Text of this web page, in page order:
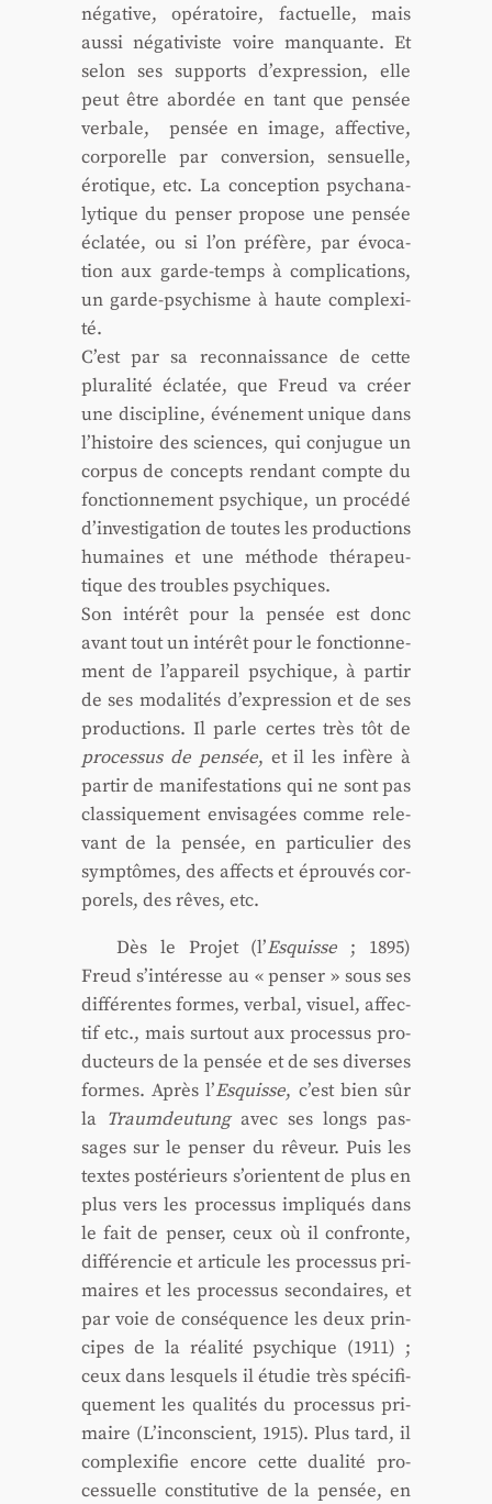
néga­tive, opé­ra­toire, fac­tuelle, mais
aus­si néga­ti­viste voire man­quante. Et
selon ses sup­ports d’expression, elle
peut être abor­dée en tant que pen­sée
ver­bale, pen­sée en image, affec­tive,
cor­po­relle par conver­sion, sen­suelle,
éro­tique, etc. La concep­tion psy­cha­na­
ly­tique du pen­ser pro­pose une pen­sée
écla­tée, ou si l’on pré­fère, par évo­ca­
tion aux garde-temps à com­pli­ca­tions,
un garde-psy­chisme à haute com­plexi­
té.
C’est par sa recon­nais­sance de cette
plu­ra­li­té écla­tée, que Freud va créer
une dis­ci­pline, évé­ne­ment unique dans
l’histoire des sciences, qui conjugue un
cor­pus de concepts ren­dant compte du
fonc­tion­ne­ment psy­chique, un pro­cé­dé
d’investigation de toutes les pro­duc­tions
humaines et une méthode thé­ra­peu­
tique des troubles psy­chiques.
Son inté­rêt pour la pen­sée est donc
avant tout un inté­rêt pour le fonc­tion­ne­
ment de l’appareil psy­chique, à par­tir
de ses moda­li­tés d’expression et de ses
pro­duc­tions. Il parle certes très tôt de
pro­ces­sus de pen­sée, et il les infère à
par­tir de mani­fes­ta­tions qui ne sont pas
clas­si­que­ment envi­sa­gées comme rele­
vant de la pen­sée, en par­ti­cu­lier des
symp­tômes, des affects et éprou­vés cor­
po­rels, des rêves, etc.
Dès le Pro­jet (l’Esquisse ; 1895)
Freud s’intéresse au « pen­ser » sous ses
dif­fé­rentes formes, ver­bal, visuel, affec­
tif etc., mais sur­tout aux pro­ces­sus pro­
duc­teurs de la pen­sée et de ses diverses
formes. Après l’Esquisse, c’est bien sûr
la Traum­deu­tungavec ses longs pas­
sages sur le pen­ser du rêveur. Puis les
textes pos­té­rieurs s’orientent de plus en
plus vers les pro­ces­sus impli­qués dans
le fait de pen­ser, ceux où il confronte,
dif­fé­ren­cie et arti­cule les pro­ces­sus pri­
maires et les pro­ces­sus secon­daires, et
par voie de consé­quence les deux prin­
cipes de la réa­li­té psy­chique (1911) ;
ceux dans les­quels il étu­die très spé­ci­fi­
que­ment les qua­li­tés du pro­ces­sus pri­
maire (L’inconscient, 1915). Plus tard, il
com­plexi­fie encore cette dua­li­té pro­
ces­suelle consti­tu­tive de la pen­sée, en